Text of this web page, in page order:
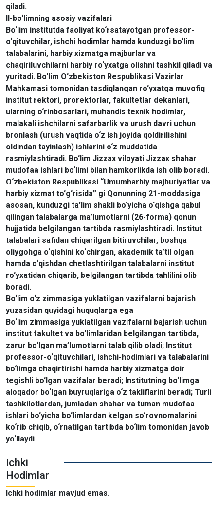
qiladi.
II-bo‘limning asosiy vazifalari
Bo‘lim institutda faoliyat ko‘rsatayotgan professor-
o‘qituvchilar, ishchi hodimlar hamda kunduzgi bo‘lim
talabalarini, harbiy xizmatga majburlar va
chaqiriluvchilarni harbiy ro‘yxatga olishni tashkil qiladi va
yuritadi. Bo‘lim O‘zbekiston Respublikasi Vazirlar
Mahkamasi tomonidan tasdiqlangan ro‘yxatga muvofiq
institut rektori, prorektorlar, fakultetlar dekanlari,
ularning o‘rinbosarlari, muhandis texnik hodimlar,
malakali ishchilarni safarbarlik va urush davri uchun
bronlash (urush vaqtida o‘z ish joyida qoldirilishini
oldindan tayinlash) ishlarini o‘z muddatida
rasmiylashtiradi. Bo‘lim Jizzax viloyati Jizzax shahar
mudofaa ishlari bo‘limi bilan hamkorlikda ish olib boradi.
O‘zbekiston Respublikasi “Umumharbiy majburiyatlar va
harbiy xizmat to‘g‘risida” gi Qonunning 21-moddasiga
asosan, kunduzgi ta’lim shakli bo‘yicha o‘qishga qabul
qilingan talabalarga ma’lumotlarni (26-forma) qonun
hujjatida belgilangan tartibda rasmiylashtiradi. Institut
talabalari safidan chiqarilgan bitiruvchilar, boshqa
oliygohga o‘qishini ko‘chirgan, akademik ta’til olgan
hamda o‘qishdan chetlashtirilgan talabalarni institut
ro‘yxatidan chiqarib, belgilangan tartibda tahlilini olib
boradi.
Bo‘lim o‘z zimmasiga yuklatilgan vazifalarni bajarish
yuzasidan quyidagi huquqlarga ega
Bo‘lim zimmasiga yuklatilgan vazifalarni bajarish uchun
institut fakultet va bo‘limlaridan belgilangan tartibda,
zarur bo‘lgan ma’lumotlarni talab qilib oladi; Institut
professor-o‘qituvchilari, ishchi-hodimlari va talabalarini
bo‘limga chaqirtirishi hamda harbiy xizmatga doir
tegishli bo‘lgan vazifalar beradi; Institutning bo‘limga
aloqador bo‘lgan buyruqlariga o‘z takliflarini beradi; Turli
tashkilotlardan, jumladan shahar va tuman mudofaa
ishlari bo‘yicha bo‘limlardan kelgan so‘rovnomalarini
ko‘rib chiqib, o‘rnatilgan tartibda bo‘lim tomonidan javob
yo‘llaydi.
Ichki
Hodimlar
Ichki hodimlar mavjud emas.